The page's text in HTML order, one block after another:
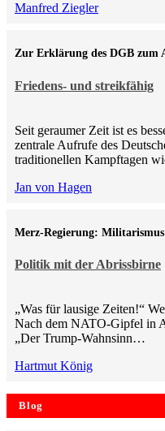
Manfred Ziegler
Friedens- und streikfähig
Zur Erklärung des DGB zum
Seit geraumer Zeit ist es
zentrale Aufrufe des
traditionellen Kampftagen
Jan von Hagen
Politik mit der Abrissbirne
Merz-Regierung: Militarismus
„Was für lausige Zeiten!“
Nach dem NATO-Gipfel in
„Der Trump-Wahnsinn…
Hartmut König
Blog